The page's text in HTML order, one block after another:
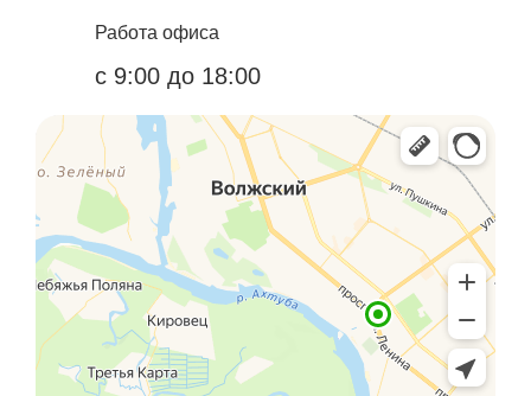
Работа офиса
с 9:00 до 18:00